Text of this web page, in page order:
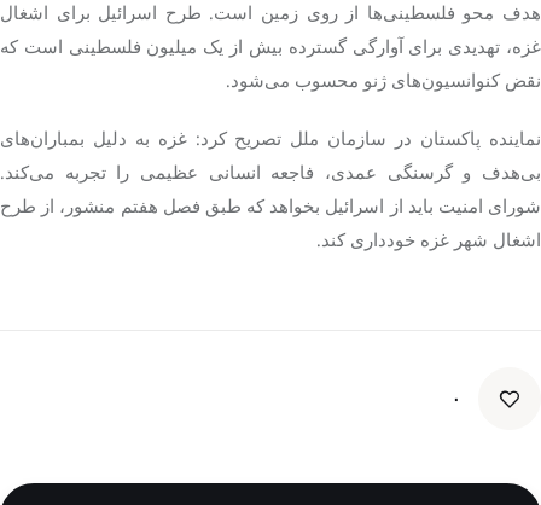
هدف محو فلسطینی‌ها از روی زمین است. طرح اسرائیل برای اشغال
غزه، تهدیدی برای آوارگی گسترده بیش از یک میلیون فلسطینی است که
نقض کنوانسیون‌های ژنو محسوب می‌شود.
نماینده پاکستان در سازمان ملل تصریح کرد: غزه به دلیل بمباران‌های
بی‌هدف و گرسنگی عمدی، فاجعه انسانی عظیمی را تجربه می‌کند.
شورای امنیت باید از اسرائیل بخواهد که طبق فصل هفتم منشور، از طرح
اشغال شهر غزه خودداری کند.
۰